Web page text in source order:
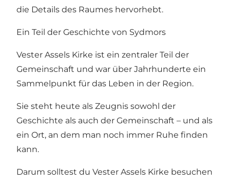
die Details des Raumes hervorhebt.
Ein Teil der Geschichte von Sydmors
Vester Assels Kirke ist ein zentraler Teil der
Gemeinschaft und war über Jahrhunderte ein
Sammelpunkt für das Leben in der Region.
Sie steht heute als Zeugnis sowohl der
Geschichte als auch der Gemeinschaft – und als
ein Ort, an dem man noch immer Ruhe finden
kann.
Darum solltest du Vester Assels Kirke besuchen